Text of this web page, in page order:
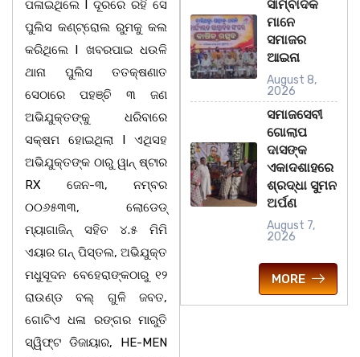
ପଳାଇଥିଲେ l ଦୂରରେ ରହି ସେ
ପୁଲିସ କଣ୍ଟ୍ରୋଲ ରୁମକୁ କଲ
କରିଥିଲେ l ଖବରପାଇ ଧଉଳି
ଥାନା ପୁଲିସ ତତକ୍ଷଣାତ
ସେଠାରେ ପହଞ୍ଚି ୩ ଜଣ
ଅଭିଯୁକ୍ତଙ୍କୁ ଧରିବାରେ
ସକ୍ଷମ ହୋଇଥିଲା l ଏଥିସହ
ଅଭିଯୁକ୍ତଙ୍କ ଠାରୁ ୱାନ୍ ଷ୍ଟାର
RX ଜେନ-୩, ନମ୍ବର
୦୦୬୫୩୩, ଲୋଡେଡ୍
ମ୍ୟାଗାଜିନ୍ ସହିତ ୪.୫ ମିମି
ଏୟାର ଗନ୍ ପିସ୍ତଲ, ଅଭିଯୁକ୍ତ
ମଧୁସୂଦନ ବେହେରାଙ୍କଠାରୁ ୧୨
ରାଉଣ୍ଡ ବଲ୍ ଗୁଳି ଜବତ,
ଗୋଟିଏ ଧଳା ରଙ୍ଗର ମାରୁତି
ସ୍ୱିଫ୍ଟ ଡିଜାୟାର, HE-MEN
ସାମ୍ବାଦିକ
ମାନେ
ସମାଜର
ଆଇନା
August 8,
2026
ସମାଜସେବୀ
ଗୋଲାପ
ଦାସଙ୍କ
ଏକାଦଶାହରେ
ଶ୍ରଦ୍ଧା ସୁମନ
ଅର୍ପଣ
August 7,
2026
MORE